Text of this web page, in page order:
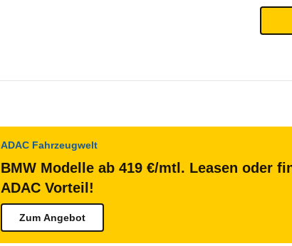
ADAC Fahrzeugwelt
BMW Modelle ab 419 €/mtl. Leasen oder
ADAC Vorteil!
Zum Angebot